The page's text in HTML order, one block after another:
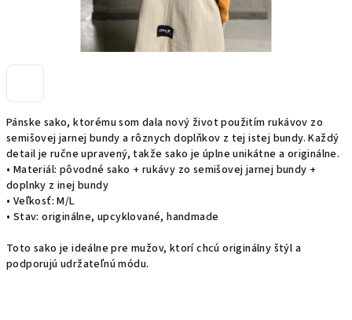
Pánske sako, ktorému som dala nový život použitím rukávov zo
semišovej jarnej bundy a rôznych doplňkov z tej istej bundy. Každý
detail je ručne upravený, takže sako je úplne unikátne a originálne.
• Materiál: pôvodné sako + rukávy zo semišovej jarnej bundy +
doplnky z inej bundy
• Veľkosť: M/L
• Stav: originálne, upcyklované, handmade
Toto sako je ideálne pre mužov, ktorí chcú originálny štýl a
podporujú udržateľnú módu.